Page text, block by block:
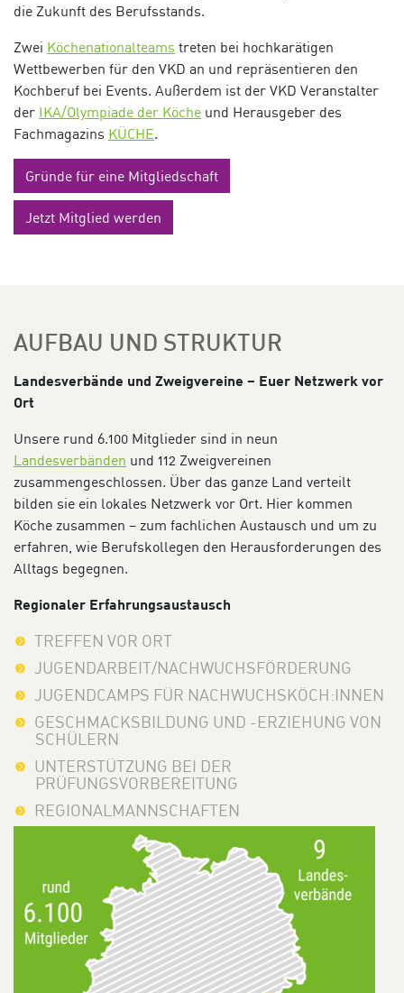
die Zukunft des Berufsstands.
Zwei Köchenationalteams treten bei hochkarätigen
Wettbewerben für den VKD an und repräsentieren den
Kochberuf bei Events. Außerdem ist der VKD Veranstalter
der IKA/Olympiade der Köche und Herausgeber des
Fachmagazins KÜCHE.
Gründe für eine Mitgliedschaft
Jetzt Mitglied werden
AUFBAU UND STRUKTUR
Landesverbände und Zweigvereine – Euer Netzwerk vor
Ort
Unsere rund 6.100 Mitglieder sind in neun
Landesverbänden und 112 Zweigvereinen
zusammengeschlossen. Über das ganze Land verteilt
bilden sie ein lokales Netzwerk vor Ort. Hier kommen
Köche zusammen – zum fachlichen Austausch und um zu
erfahren, wie Berufskollegen den Herausforderungen des
Alltags begegnen.
Regionaler Erfahrungsaustausch
TREFFEN VOR ORT
JUGENDARBEIT/NACHWUCHSFÖRDERUNG
JUGENDCAMPS FÜR NACHWUCHSKÖCH:INNEN
GESCHMACKSBILDUNG UND -ERZIEHUNG VON
SCHÜLERN
UNTERSTÜTZUNG BEI DER
PRÜFUNGSVORBEREITUNG
REGIONALMANNSCHAFTEN